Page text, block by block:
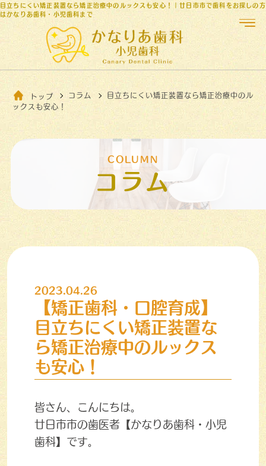
目立ちにくい矯正装置なら矯正治療中のルックスも安心！｜廿日市市で歯科をお探しの方
はかなりあ歯科・小児歯科まで
トップ コラム
目立ちにくい矯正装置なら矯正治療中のル
ックスも安心！
COLUMN
コラム
2023.04.26
【矯正歯科・口腔育成】
目立ちにくい矯正装置な
ら矯正治療中のルックス
も安心！
皆さん、こんにちは。
廿日市市の歯医者【かなりあ歯科・小児
歯科】です。